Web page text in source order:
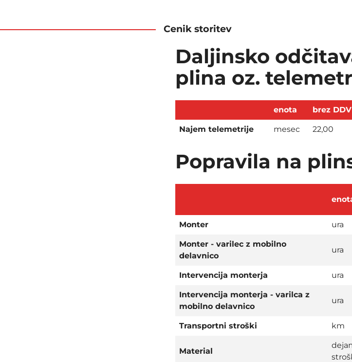
Cenik storitev
Daljinsko
plina oz.
enota brez
Najem telemetrije mesec 22,00
Popravila na
Monter ura
Monter - varilec z mobilno
delavnico
ura
Intervencija monterja ura
Intervencija monterja - varilca z
mobilno delavnico
ura
Transportni stroški km
Material